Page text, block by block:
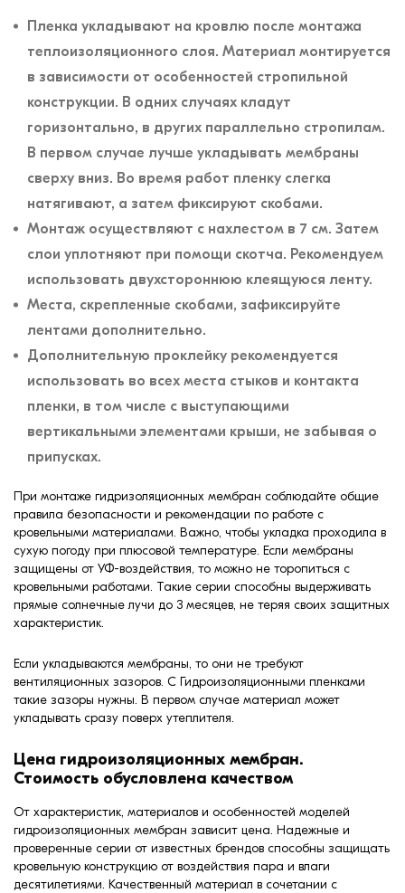
Пленка укладывают на кровлю после монтажа
теплоизоляционного слоя. Материал монтируется
в зависимости от особенностей стропильной
конструкции. В одних случаях кладут
горизонтально, в других параллельно стропилам.
В первом случае лучше укладывать мембраны
сверху вниз. Во время работ пленку слегка
натягивают, а затем фиксируют скобами.
Монтаж осуществляют с нахлестом в 7 см. Затем
слои уплотняют при помощи скотча. Рекомендуем
использовать двухстороннюю клеящуюся ленту.
Места, скрепленные скобами, зафиксируйте
лентами дополнительно.
Дополнительную проклейку рекомендуется
использовать во всех места стыков и контакта
пленки, в том числе с выступающими
вертикальными элементами крыши, не забывая о
припусках.
При монтаже гидризоляционных мембран соблюдайте общие
правила безопасности и рекомендации по работе с
кровельными материалами. Важно, чтобы укладка проходила в
сухую погоду при плюсовой температуре. Если мембраны
защищены от УФ-воздействия, то можно не торопиться с
кровельными работами. Такие серии способны выдерживать
прямые солнечные лучи до 3 месяцев, не теряя своих защитных
характеристик.
Если укладываются мембраны, то они не требуют
вентиляционных зазоров. С Гидроизоляционными пленками
такие зазоры нужны. В первом случае материал может
укладывать сразу поверх утеплителя.
Цена гидроизоляционных мембран.
Стоимость обусловлена качеством
От характеристик, материалов и особенностей моделей
гидроизоляционных мембран зависит цена. Надежные и
проверенные серии от известных брендов способны защищать
кровельную конструкцию от воздействия пара и влаги
десятилетиями. Качественный материал в сочетании с